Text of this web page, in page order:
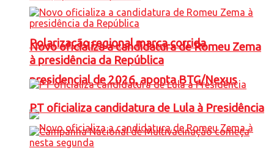
Polarização regional marca corrida
presidencial de 2026, aponta BTG/Nexus
Novo oficializa a candidatura de Romeu Zema
à presidência da República
PT oficializa candidatura de Lula à Presidência